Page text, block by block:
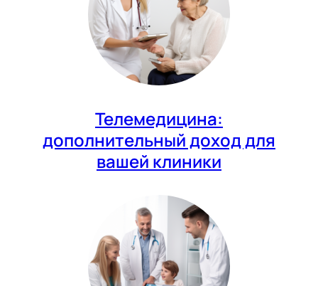
Телемедицина:
дополнительный доход для
вашей клиники